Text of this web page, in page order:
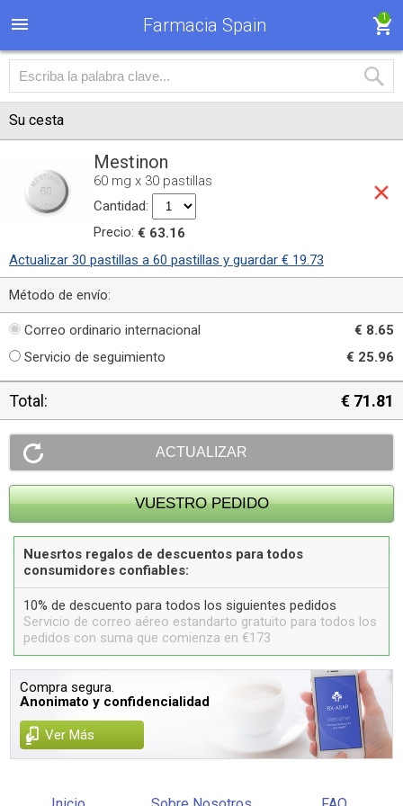
Farmacia Spain 1
Su cesta
Mestinon
60 mg x 30 pastillas
Cantidad:
Precio: € 63.16
Actualizar 30 pastillas a 60 pastillas y guardar € 19.73
Método de envío:
Correo ordinario internacional
€ 8.65
Servicio de seguimiento
€ 25.96
Total: € 71.81
Nuesrtos regalos de descuentos para todos
consumidores confiables:
10% de descuento para todos los siguientes pedidos
Servicio de correo aéreo estandarto gratuito para todos los
pedidos con suma que comienza en €173
Compra segura.
Anonimato y confidencialidad
Ver Más